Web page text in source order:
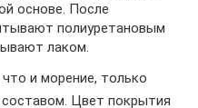
основе. После
полиуретановым
лаком.
и морение, только
Цвет покрытия